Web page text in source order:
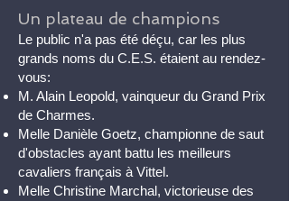
Un plateau de champions
Le public n'a pas été déçu, car les plus
grands noms du C.E.S. étaient au rendez-
vous:
M. Alain Leopold, vainqueur du Grand Prix
de Charmes.
Melle Danièle Goetz, championne de saut
d'obstacles ayant battu les meilleurs
cavaliers français à Vittel.
Melle Christine Marchal, victorieuse des